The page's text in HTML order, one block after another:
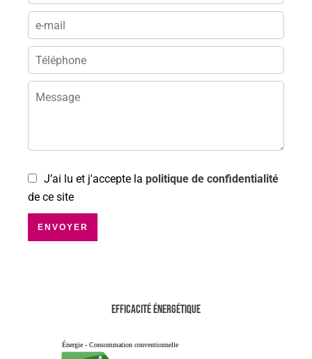
J’ai lu et j'accepte la politique de confidentialité
de ce site
ENVOYER
Efficacité énergétique
Énergie - Consommation conventionnelle